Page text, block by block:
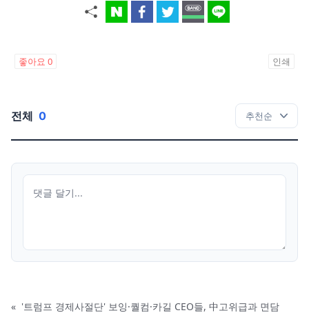
좋아요 0 인쇄
전체 0
« '트럼프 경제사절단' 보잉·퀄컴·카길 CEO들, 中고위급과 면담